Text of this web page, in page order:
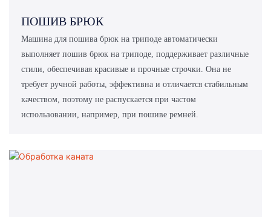
ПОШИВ БРЮК
Машина для пошива брюк на триподе автоматически
выполняет пошив брюк на триподе, поддерживает различные
стили, обеспечивая красивые и прочные строчки. Она не
требует ручной работы, эффективна и отличается стабильным
качеством, поэтому не распускается при частом
использовании, например, при пошиве ремней.